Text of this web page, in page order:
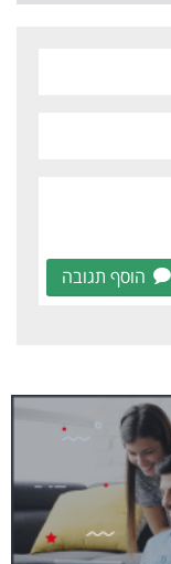
הוסף תגובה